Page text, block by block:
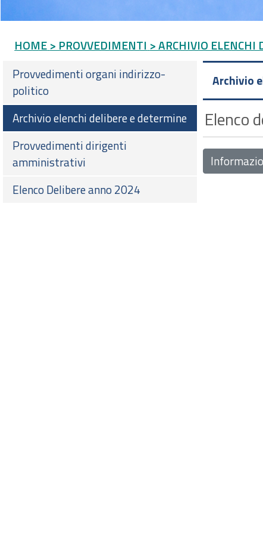
HOME > PROVVEDIMENTI > ARCHIVIO ELENCHI
Provvedimenti organi indirizzo-
politico
Archivio elenchi delibere e determine
Provvedimenti dirigenti
amministrativi
Elenco Delibere anno 2024
Archivio
Elenco